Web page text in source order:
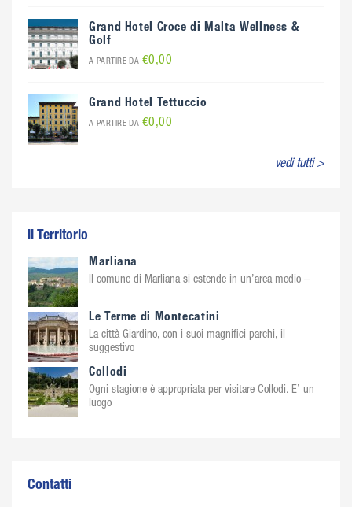
Grand Hotel Croce di Malta Wellness &
Golf
A PARTIRE DA €0,00
Grand Hotel Tettuccio
A PARTIRE DA €0,00
vedi tutti >
il Territorio
Marliana
Il comune di Marliana si estende in un’area medio –
Le Terme di Montecatini
La città Giardino, con i suoi magnifici parchi, il
suggestivo
Collodi
Ogni stagione è appropriata per visitare Collodi. E’ un
luogo
Contatti